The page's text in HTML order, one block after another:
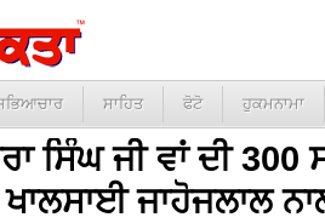
ਸਾਹਿਤ ਫੋਟੋ ਹੁਕਮਨਾਮਾ
ਸਿੰਘ ਜੀ ਵਾਂ ਦੀ 300
ਜਾਹੋਜਲਾਲ